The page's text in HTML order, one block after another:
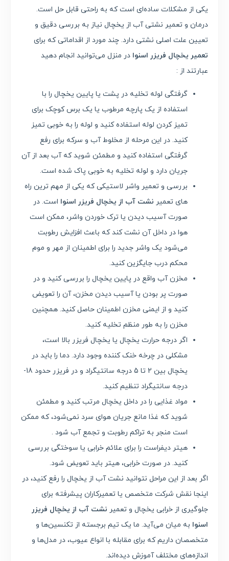
یکی از مشکلات ساده‌ای است که به راحتی قابل حل است.
درمان و تعمیر نشتی آب از یخچال نیاز به بررسی دقیق و
تعیین علت اصلی نشتی دارد. چند مورد از اقداماتی که برای
تعمیر یخچال فریزر اسنوا در منزل می‌توانید انجام دهید
عبارتند از :
گرفتگی لوله تخلیه در پشت یا پایین یخچال را با
استفاده از یک پارچه مرطوب یا یک برس کوچک برای
تمیز کردن لوله استفاده کنید و لوله را به خوبی تمیز
کنید. در این مرحله از مخلوط آب و سرکه برای رفع
گرفتگی استفاده کنید و مطمئن شوید که آب بعد از آن
جریان دارد و لوله تخلیه به خوبی پاک شده است.
بررسی و تعمیر واشر لاستیکی که یکی از مهم ترین راه
های تعمیر نشت آب از یخچال فریزر اسنوا است. در
صورت آسیب دیدن یا ترک خوردن واشر، ممکن است
هوا در داخل آن نشت کند که باعث افزایش رطوبت
می‌شود یک واشر جدید را برای اطمینان از مهر و موم
محکم درب جایگزین کنید.
مخزن آب واقع در پایین یخچال را بررسی کنید و در
صورت پر بودن یا آسیب دیدن مخزن، آن را تعویض
کنید و از ایمنی مخزن اطمینان حاصل کنید. همچنین
مخزن را به طور منظم تخلیه کنید.
اگر درجه حرارت یخچال یا یخچال فریزر بالا است،
مشکلی در چرخه خنک کننده وجود دارد. دما را باید در
یخچال بین 2 تا 5 درجه سانتیگراد و در فریزر حدود 18-
درجه سانتیگراد تنظیم کنید.
مواد غذایی را در داخل یخچال مرتب کنید و مطمئن
شوید که غذا مانع جریان هوای سرد نمی‌شود، که ممکن
است منجر به تراکم رطوبت و تجمع آب شود .
هیتر دیفراست را برای علائم خرابی یا سوختگی بررسی
کنید. در صورت خرابی، هیتر باید تعویض شود.
اگر بعد از این مراحل نتوانید نشت آب از یخچال را رفع کنید، در
اینجا نقش شرکت متخصص یا تعمیرکاران پیشرفته برای
جلوگیری از خرابی یخچال و تعمیر نشت آب از یخچال فریزر
اسنوا به میان می‌آید. ما یک تیم برجسته از تکنسین‌ها و
متخصصان داریم که برای مقابله با انواع عیوب، در مدل‌ها و
اندازه‌های مختلف آموزش دیده‌اند.